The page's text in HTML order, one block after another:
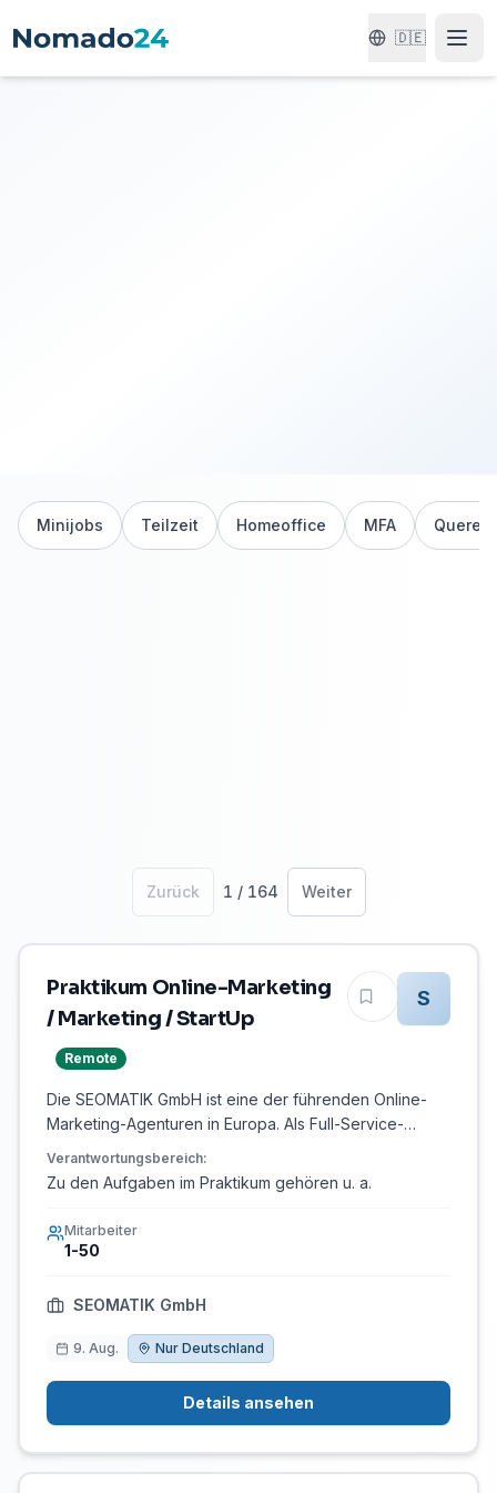
🇩🇪
Minijobs Teilzeit Homeoffice MFA
(Seite 1 von 164)
Zurück
1 / 164 Weiter
Praktikum Online-Marketing
/ Marketing / StartUp
Remote
S
Die SEOMATIK GmbH ist eine der führenden Online-
Marketing-Agenturen in Europa. Als Full-Service-
und Websites liegen unsere Kernkompetenzen in den
Bereichen Suchmaschinenoptimierung (SEO),
Suchmaschinenwerbung (SEA) und Social Media
Marketing (SMM). Aktuell bieten wir folgende Position:
Aufgaben Zu den Aufgaben im Praktikum gehören u.a.
nachfolgenden Themen: • Suchmaschinenoptimierung
(SEO) • KI Optimierung (GEO) •
Suchmaschinenwerbung (SEA) • Webdesign • Content
Marketing • Social Media Marketing (SMM) •
Konzeptionierung -uvm. Qualifikation • ein laufendes
Verantwortungsbereich:
Zu den Aufgaben im Praktikum gehören u. a.
Mitarbeiter
1-50
SEOMATIK GmbH
9. Aug. Nur Deutschland
Details ansehen